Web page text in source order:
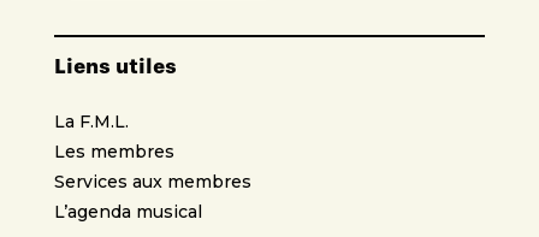
Liens utiles
La F.M.L.
Les membres
Services aux membres
L’agenda musical